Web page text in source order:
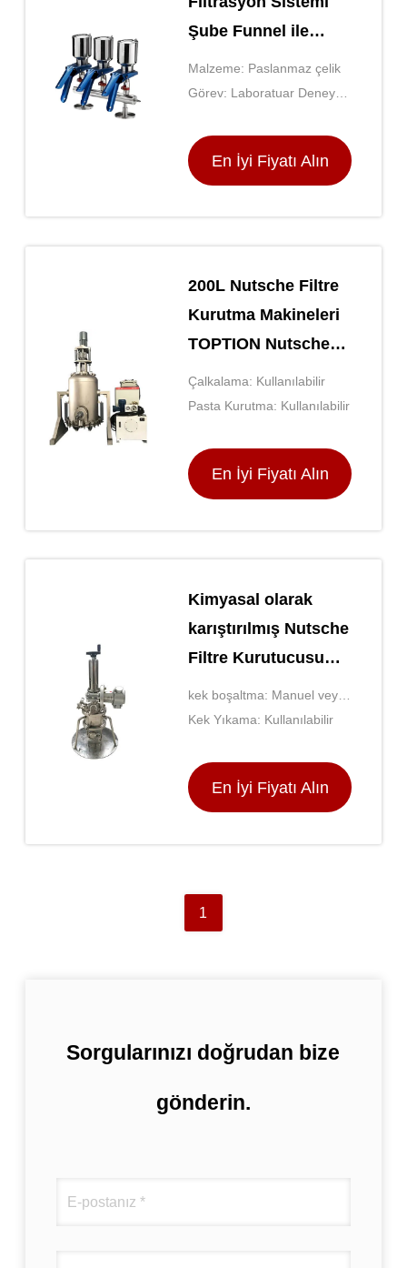
Şube Funnel ile
Temizleyici
Laboratuvar için
Malzeme: Paslanmaz çelik
Görev: Laboratuar Deneysel
En İyi Fiyatı Alın
200L Nutsche Filtre
Kurutma Makineleri
TOPTION Nutsche
Filtrasyon Kurutma
Çalkalama: Kullanılabilir
Pasta Kurutma: Kullanılabilir
En İyi Fiyatı Alın
Kimyasal olarak
karıştırılmış Nutsche
Filtre Kurutucusu
Kristalleşme sıvısı
için
kek boşaltma: Manuel veya
otomatik
Kek Yıkama: Kullanılabilir
En İyi Fiyatı Alın
1
Sorgularınızı doğrudan bize
gönderin.